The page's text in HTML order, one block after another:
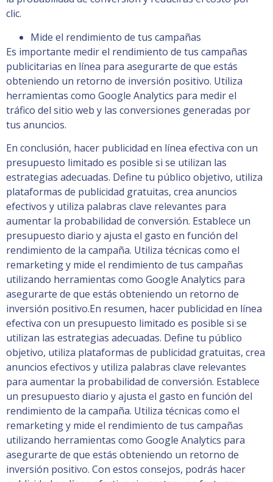
clic.
Mide el rendimiento de tus campañas
Es importante medir el rendimiento de tus campañas
publicitarias en línea para asegurarte de que estás
obteniendo un retorno de inversión positivo. Utiliza
herramientas como Google Analytics para medir el
tráfico del sitio web y las conversiones generadas por
tus anuncios.
En conclusión, hacer publicidad en línea efectiva con un
presupuesto limitado es posible si se utilizan las
estrategias adecuadas. Define tu público objetivo, utiliza
plataformas de publicidad gratuitas, crea anuncios
efectivos y utiliza palabras clave relevantes para
aumentar la probabilidad de conversión. Establece un
presupuesto diario y ajusta el gasto en función del
rendimiento de la campaña. Utiliza técnicas como el
remarketing y mide el rendimiento de tus campañas
utilizando herramientas como Google Analytics para
asegurarte de que estás obteniendo un retorno de
inversión positivo.En resumen, hacer publicidad en línea
efectiva con un presupuesto limitado es posible si se
utilizan las estrategias adecuadas. Define tu público
objetivo, utiliza plataformas de publicidad gratuitas, crea
anuncios efectivos y utiliza palabras clave relevantes
para aumentar la probabilidad de conversión. Establece
un presupuesto diario y ajusta el gasto en función del
rendimiento de la campaña. Utiliza técnicas como el
remarketing y mide el rendimiento de tus campañas
utilizando herramientas como Google Analytics para
asegurarte de que estás obteniendo un retorno de
inversión positivo. Con estos consejos, podrás hacer